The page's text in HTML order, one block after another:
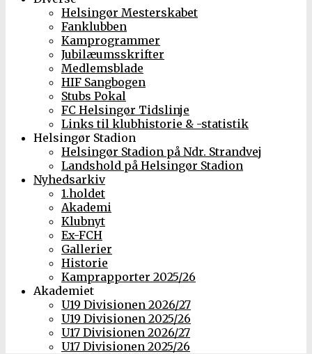
Helsingør Mesterskabet
Fanklubben
Kamprogrammer
Jubilæumsskrifter
Medlemsblade
HIF Sangbogen
Stubs Pokal
FC Helsingør Tidslinje
Links til klubhistorie & -statistik
Helsingør Stadion
Helsingør Stadion på Ndr. Strandvej
Landshold på Helsingør Stadion
Nyhedsarkiv
1.holdet
Akademi
Klubnyt
Ex-FCH
Gallerier
Historie
Kamprapporter 2025/26
Akademiet
U19 Divisionen 2026/27
U19 Divisionen 2025/26
U17 Divisionen 2026/27
U17 Divisionen 2025/26